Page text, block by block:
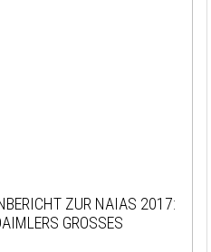
ZUR NAIAS 2017:
GROSSES C